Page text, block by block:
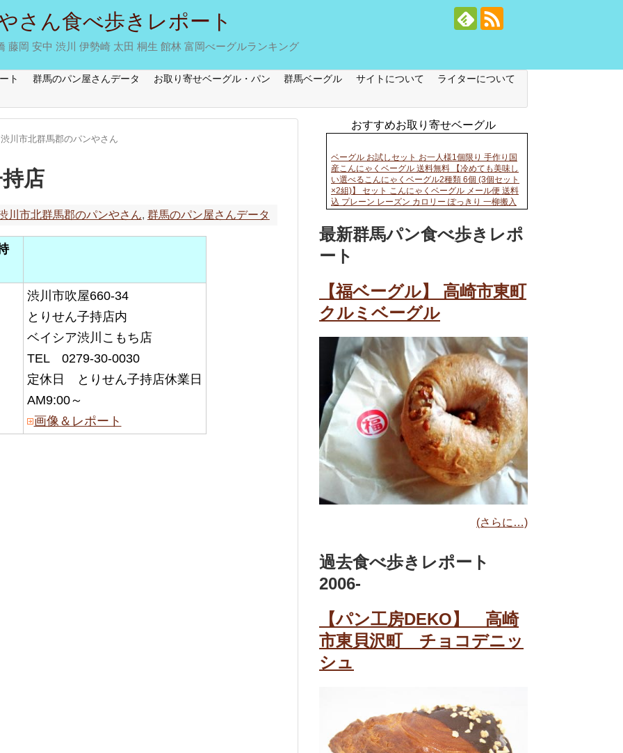
さん食べ歩きレポート
藤岡 安中 渋川 伊勢崎 太田 桐生 館林 富岡べーグルランキング
ト 群馬のパン屋さんデータ お取り寄せベーグル・パン 群馬ベーグル サイトについて ライターについて
渋川市北群馬郡のパンやさん
店
川市北群馬郡のパンやさん, 群馬のパン屋さんデータ
渋川市吹屋660-34
とりせん子持店内
ベイシア渋川こもち店
TEL 0279-30-0030
定休日 とりせん子持店休業日
AM9:00～
画像＆レポート
おすすめお取り寄せベーグル
ベーグル お試しセット お一人様1個限り 手作り国
産こんにゃくベーグル 送料無料 【冷めても美味し
い選べるこんにゃくベーグル2種類 6個 (3個セット
×2組)】 セット こんにゃくベーグル メール便 送料
込 プレーン レーズン カロリー ぽっきり 一柳搬入
最新群馬パン食べ歩きレポ
ート
【福ベーグル】 高崎市東町
クルミベーグル
(さらに…)
過去食べ歩きレポート
2006-
【パン工房DEKO】 高崎
市東貝沢町 チョコデニッ
シュ